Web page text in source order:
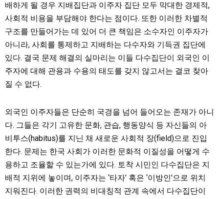
배하게 될 경우 지배집단과 이주자 집단 모두 막대한 경제적,
사회적 비용을 부담해야 한다는 점이다. 또한 이러한 차별적
구조를 만들어가는 데 있어 더 큰 책임은 소수자인 이주자가
아니라, 사회를 통제하고 지배하는 다수자와 기득권 집단에
있다. 결국 문제 해결의 실마리는 이들 다수집단이 외국인 이
주자에 대해 관용과 수용의 태도를 갖지 않고서는 결코 찾아
질 수 없다.
외국인 이주자들은 단순히 국경을 넘어 들어오는 존재가 아니
다. 그들은 각기 고유한 문화, 관습, 행동양식 등 자신들의 아
비투스(habitus)를 지닌 채 새로운 사회적 장(field)으로 진입
한다. 문제는 한국 사회가 이러한 문화적 이질성을 어떻게 수
용하고 조율할 수 있는가에 있다. 토착 시민인 다수집단은 지
배적 지위에 놓이며, 이주자는 ‘타자’ 혹은 ‘이방인’으로 위치
지워진다. 이러한 권력의 비대칭적 관계 속에서 다수집단이